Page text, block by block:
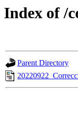
Index of /
Parent Directory